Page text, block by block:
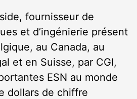
fournisseur de
et d’ingénierie présent
au Canada, au
et en Suisse, par CGI,
ESN au monde
dollars de chiffre